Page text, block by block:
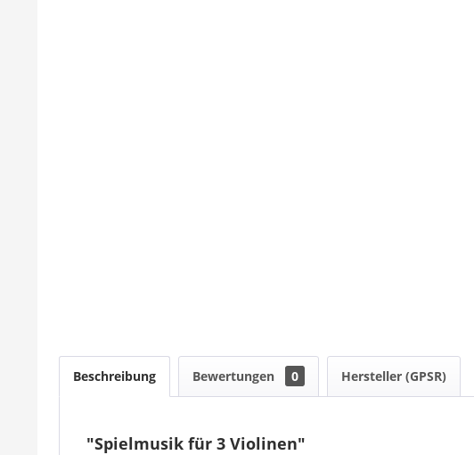
Beschreibung Bewertungen 0 Hersteller (GPSR)
"Spielmusik für 3 Violinen"